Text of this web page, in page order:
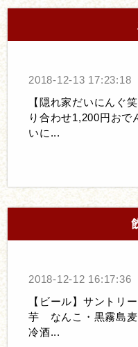
2018-12-13 17:23:18
【隠れ家だいにんぐ
り合わせ1,200円おで
いに...
2018-12-12 16:17:36
【ビール】サントリ
芋 なんこ・黒霧島
冷酒...